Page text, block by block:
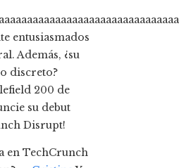
entusiasmados
Además, ¿su
discreto?
200 de
su debut
Disrupt!
en TechCrunch